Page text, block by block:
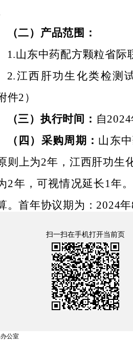
（二）产品范围：
1.山东中药配方颗粒省际
2.江西肝功生化类检测
件2 ）
（三）执行时间： 自2024
（四）采购周期： 山东
则上为2年 ， 江西肝功生
2年，可视情况延长1年
。首年协议期为： 2024年
东中药饮片省际联盟集中
〔2023〕45号）为
二、切换自治区中药饮
年8月1日起，自
和医用耗材招采管理系统
扫一扫在手机打开当前页
公室